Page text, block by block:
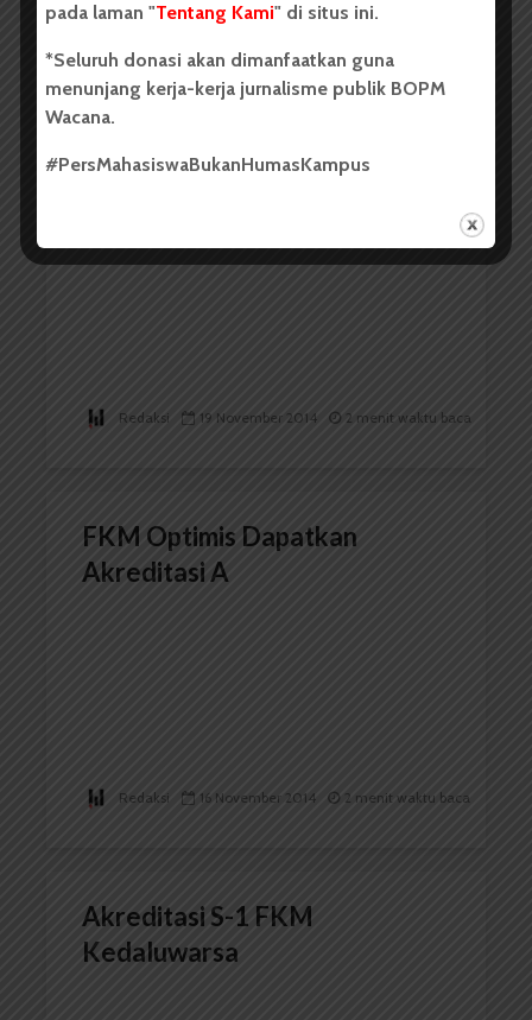
Redaksi
20 November 2014
Jumlah Dosen Jadi Kendala
Redaksi 19 November 2014 2 menit waktu baca
FKM Optimis Dapatkan
Akreditasi A
Redaksi 16 November 2014 2 menit waktu baca
Akreditasi S-1 FKM
Kedaluwarsa
pada laman "Tentang Kami" di situs ini.
*Seluruh donasi akan dimanfaatkan guna
menunjang kerja-kerja jurnalisme publik BOPM
Wacana.
#PersMahasiswaBukanHumasKampus